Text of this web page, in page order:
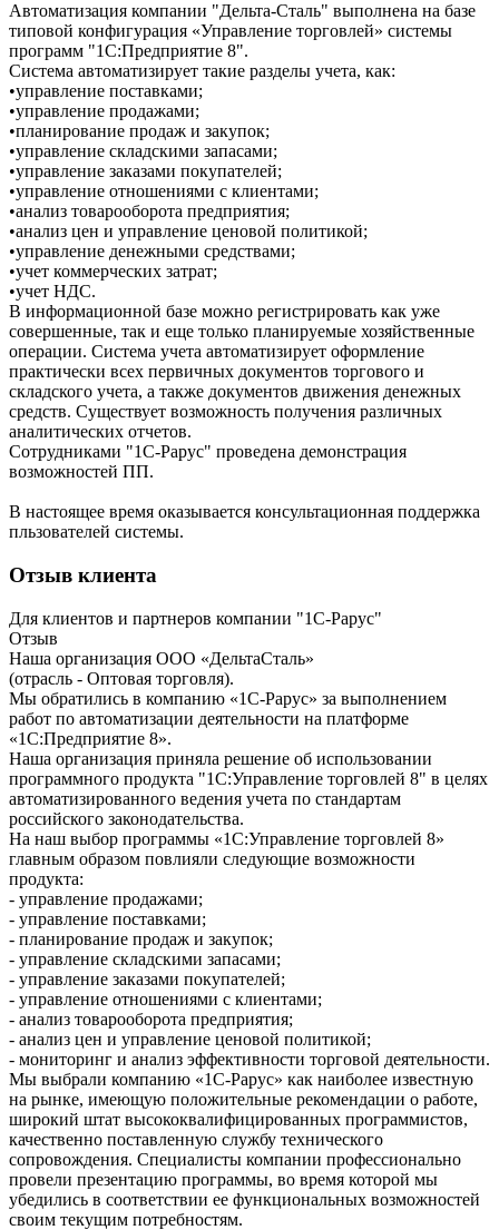
Автоматизация компании "Дельта-Сталь" выполнена на базе
типовой конфигурация «Управление торговлей» системы
программ "1С:Предприятие 8".
Система автоматизирует такие разделы учета, как:
•управление поставками;
•управление продажами;
•планирование продаж и закупок;
•управление складскими запасами;
•управление заказами покупателей;
•управление отношениями с клиентами;
•анализ товарооборота предприятия;
•анализ цен и управление ценовой политикой;
•управление денежными средствами;
•учет коммерческих затрат;
•учет НДС.
В информационной базе можно регистрировать как уже
совершенные, так и еще только планируемые хозяйственные
операции. Система учета автоматизирует оформление
практически всех первичных документов торгового и
складского учета, а также документов движения денежных
средств. Существует возможность получения различных
аналитических отчетов.
Сотрудниками "1С-Рарус" проведена демонстрация
возможностей ПП.
В настоящее время оказывается консультационная поддержка
пльзователей системы.
Отзыв клиента
Для клиентов и партнеров компании "1С-Рарус"
Отзыв
Наша организация ООО «ДельтаСталь»
(отрасль - Оптовая торговля).
Мы обратились в компанию «1С-Рарус» за выполнением
работ по автоматизации деятельности на платформе
«1С:Предприятие 8».
Наша организация приняла решение об использовании
программного продукта "1С:Управление торговлей 8" в целях
автоматизированного ведения учета по стандартам
российского законодательства.
На наш выбор программы «1С:Управление торговлей 8»
главным образом повлияли следующие возможности
продукта:
- управление продажами;
- управление поставками;
- планирование продаж и закупок;
- управление складскими запасами;
- управление заказами покупателей;
- управление отношениями с клиентами;
- анализ товарооборота предприятия;
- анализ цен и управление ценовой политикой;
- мониторинг и анализ эффективности торговой деятельности.
Мы выбрали компанию «1С-Рарус» как наиболее известную
на рынке, имеющую положительные рекомендации о работе,
широкий штат высококвалифицированных программистов,
качественно поставленную службу технического
сопровождения. Специалисты компании профессионально
провели презентацию программы, во время которой мы
убедились в соответствии ее функциональных возможностей
своим текущим потребностям.